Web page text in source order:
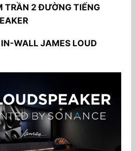
TRẦN 2 ĐƯỜNG TIẾNG
WALL JAMES LOUD